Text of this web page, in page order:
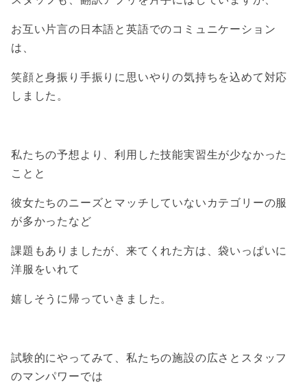
お互い片言の日本語と英語でのコミュニケーション
は、
笑顔と身振り手振りに思いやりの気持ちを込めて対応
しました。
私たちの予想より、利用した技能実習生が少なかった
ことと
彼女たちのニーズとマッチしていないカテゴリーの服
が多かったなど
課題もありましたが、来てくれた方は、袋いっぱいに
洋服をいれて
嬉しそうに帰っていきました。
試験的にやってみて、私たちの施設の広さとスタッフ
のマンパワーでは